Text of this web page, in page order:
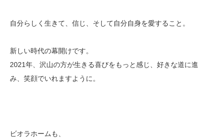
自分らしく生きて、信じ、そして自分自身を愛すること。
新しい時代の幕開けです。
2021年、沢山の方が生きる喜びをもっと感じ、好きな道に進
み、笑顔でいれますように。
ビオラホームも、